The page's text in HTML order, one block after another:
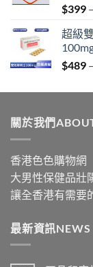
$399 –
超級
$489 –
關於我們
香港色色購物網
大男性保健品壯
讓全香港有需要
最新資訊NEWS